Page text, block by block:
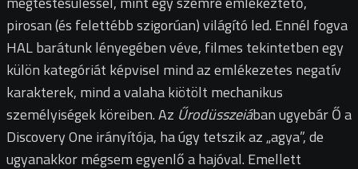
pirosan (és felettébb szigorúan) világító led. Ennél fogva
HAL barátunk lényegében véve, filmes tekintetben egy
külön kategóriát képvisel mind az emlékezetes negatív
karakterek, mind a valaha kiötölt mechanikus
személyiségek köreiben. Az Űrodüsszeiában ugyebár Ő a
Discovery One irányítója, ha úgy tetszik az „agya”, de
ugyanakkor mégsem egyenlő a hajóval. Emellett